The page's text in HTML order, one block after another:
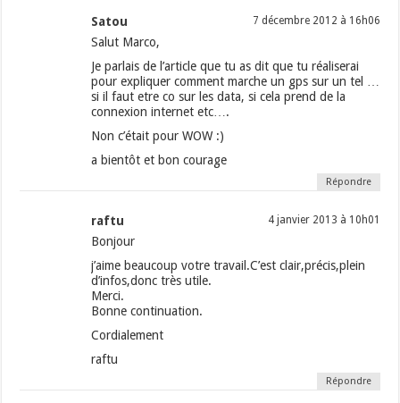
Satou 7 décembre 2012 à 16h06
Salut Marco,
Je parlais de l’article que tu as dit que tu réaliserai
pour expliquer comment marche un gps sur un tel …
si il faut etre co sur les data, si cela prend de la
connexion internet etc….
Non c’était pour WOW :)
a bientôt et bon courage
Répondre
raftu 4 janvier 2013 à 10h01
Bonjour
j’aime beaucoup votre travail.C’est clair,précis,plein
d’infos,donc très utile.
Merci.
Bonne continuation.
Cordialement
raftu
Répondre